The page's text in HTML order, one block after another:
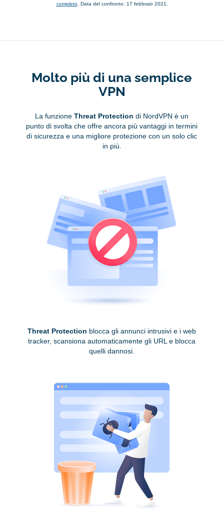
completo. Data del confronto: 17 febbraio 2021.
Molto più di una semplice
VPN
La funzioneThreat Protection di NordVPN è un
punto di svolta che offre ancora più vantaggi in termini
di sicurezza e una migliore protezione con un solo clic
in più.
Threat Protection blocca gli annunci intrusivi e i web
tracker, scansiona automaticamente gli URL e blocca
quelli dannosi.